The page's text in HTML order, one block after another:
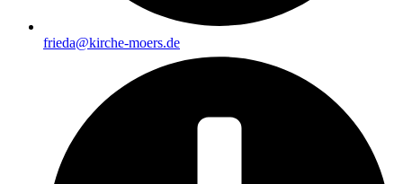
frieda@kirche-moers.de